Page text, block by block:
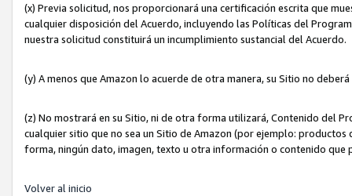
(x) Previa solicitud, nos proporcionará una certificación escrita que
cualquier disposición del Acuerdo, incluyendo las Políticas del
nuestra solicitud constituirá un incumplimiento sustancial del Acuerdo.
(y) A menos que Amazon lo acuerde de otra manera, su Sitio no
(z) No mostrará en su Sitio, ni de otra forma utilizará, Contenido del
cualquier sitio que no sea un Sitio de Amazon (por ejemplo:
forma, ningún dato, imagen, texto u otra información o contenido
Volver al inicio